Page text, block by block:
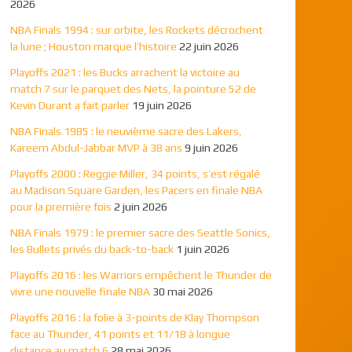
2026
NBA Finals 1994 : sur orbite, les Rockets décrochent
la lune ; Houston marque l’histoire 22 juin 2026
Playoffs 2021 : les Bucks arrachent la victoire au
match 7 sur le parquet des Nets, la pointure 52 de
Kevin Durant a fait parler 19 juin 2026
NBA Finals 1985 : le neuvième sacre des Lakers,
Kareem Abdul-Jabbar MVP à 38 ans 9 juin 2026
Playoffs 2000 : Reggie Miller, 34 points, s’est régalé
au Madison Square Garden, les Pacers en finale NBA
pour la première fois 2 juin 2026
NBA Finals 1979 : le premier sacre des Seattle Sonics,
les Bullets privés du back-to-back 1 juin 2026
Playoffs 2016 : les Warriors empêchent le Thunder de
vivre une nouvelle finale NBA 30 mai 2026
Playoffs 2016 : la folie à 3-points de Klay Thompson
face au Thunder, 41 points et 11/18 à longue